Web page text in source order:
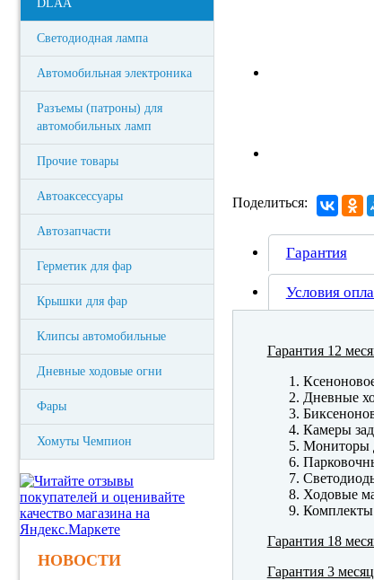
DLAA
Светодиодная лампа
Автомобильная электроника
Разъемы (патроны) для
автомобильных ламп
Прочие товары
Автоаксессуары
Автозапчасти
Герметик для фар
Крышки для фар
Клипсы автомобильные
Дневные ходовые огни
Фары
Хомуты Чемпион
Поделиться:
Гарантия
Условия
Гарантия 12
Дневные
Камеры
Мониторы
Ходовые
Комплекты
Гарантия 18
Гарантия 3
НОВОСТИ